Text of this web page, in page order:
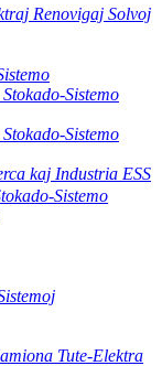
Renovigaj Solvoj
Sistemo
Sistemo
kaj Industria ESS
Sistemo
Tute-Elektra